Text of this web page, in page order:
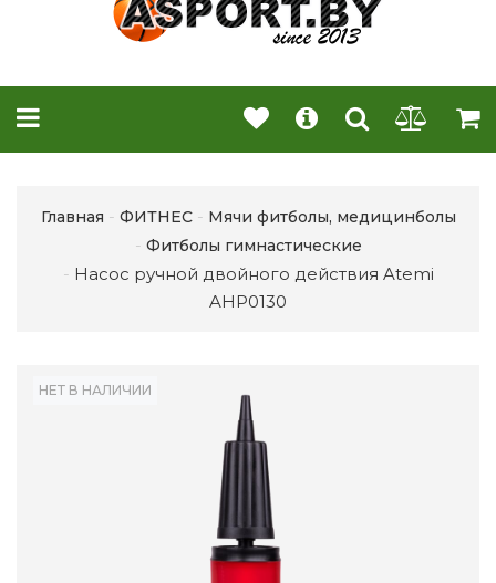
Главная ФИТНЕС
Мячи фитболы, медицинболы
Фитболы гимнастические
Насос ручной двойного действия Atemi
AHP0130
НЕТ В НАЛИЧИИ